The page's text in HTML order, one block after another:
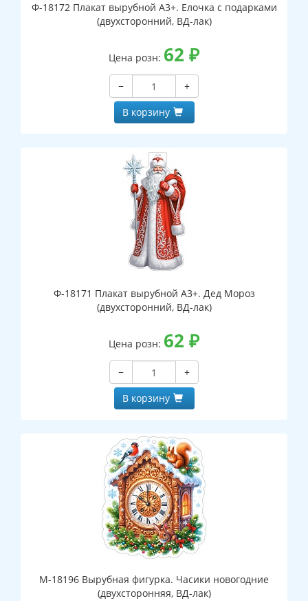
Ф-18172 Плакат вырубной А3+. Елочка с подарками
(двухсторонний, ВД-лак)
Цена розн: 62 ₽
−
+
В корзину
Ф-18171 Плакат вырубной А3+. Дед Мороз
(двухсторонний, ВД-лак)
Цена розн: 62 ₽
−
+
В корзину
М-18196 Вырубная фигурка. Часики новогодние
(двухсторонняя, ВД-лак)